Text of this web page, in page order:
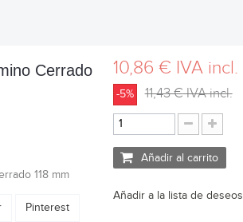
Cerrado
118 mm
Pinterest
10,86 € IVA incl.
-5% 11,43 €IVA incl.
Añadir al carrito
Añadir a la lista de deseos